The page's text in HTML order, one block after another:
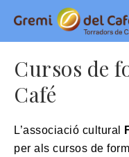
Cursos de
Café
L’associació cultural
per als cursos de